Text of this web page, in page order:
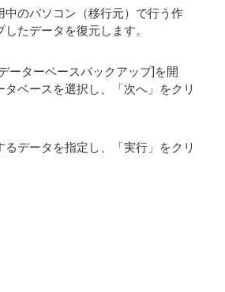
のパソコン（移行元）で行う作
たデータを復元します。
ーターベースバックアップ]を開
タベースを選択し、「次へ」をクリ
るデータを指定し、「実行」をクリ